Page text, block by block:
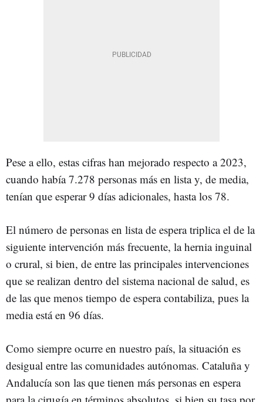
Pese a ello, estas cifras han mejorado respecto a 2023,
cuando había 7.278 personas más en lista y, de media,
tenían que esperar 9 días adicionales, hasta los 78.
El número de personas en lista de espera triplica el de la
siguiente intervención más frecuente, la hernia inguinal
o crural, si bien, de entre las principales intervenciones
que se realizan dentro del sistema nacional de salud, es
de las que menos tiempo de espera contabiliza, pues la
media está en 96 días.
Como siempre ocurre en nuestro país, la situación es
desigual entre las comunidades autónomas. Cataluña y
Andalucía son las que tienen más personas en espera